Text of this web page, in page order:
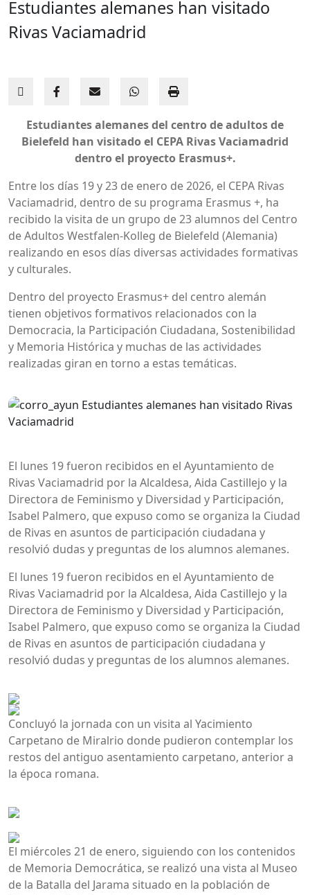
Estudiantes alemanes han visitado
Rivas Vaciamadrid
Estudiantes alemanes del centro de adultos de
Bielefeld han visitado el CEPA Rivas Vaciamadrid
dentro el proyecto Erasmus+.
Entre los días 19 y 23 de enero de 2026, el CEPA Rivas
Vaciamadrid, dentro de su programa Erasmus +, ha
recibido la visita de un grupo de 23 alumnos del Centro
de Adultos Westfalen-Kolleg de Bielefeld (Alemania)
realizando en esos días diversas actividades formativas
y culturales.
Dentro del proyecto Erasmus+ del centro alemán
tienen objetivos formativos relacionados con la
Democracia, la Participación Ciudadana, Sostenibilidad
y Memoria Histórica y muchas de las actividades
realizadas giran en torno a estas temáticas.
El lunes 19 fueron recibidos en el Ayuntamiento de
Rivas Vaciamadrid por la Alcaldesa, Aida Castillejo y la
Directora de Feminismo y Diversidad y Participación,
Isabel Palmero, que expuso como se organiza la Ciudad
de Rivas en asuntos de participación ciudadana y
resolvió dudas y preguntas de los alumnos alemanes.
El lunes 19 fueron recibidos en el Ayuntamiento de
Rivas Vaciamadrid por la Alcaldesa, Aida Castillejo y la
Directora de Feminismo y Diversidad y Participación,
Isabel Palmero, que expuso como se organiza la Ciudad
de Rivas en asuntos de participación ciudadana y
resolvió dudas y preguntas de los alumnos alemanes.
Concluyó la jornada con un visita al Yacimiento
Carpetano de Miralrio donde pudieron contemplar los
restos del antiguo asentamiento carpetano, anterior a
la época romana.
El miércoles 21 de enero, siguiendo con los contenidos
de Memoria Democrática, se realizó una vista al Museo
de la Batalla del Jarama situado en la población de